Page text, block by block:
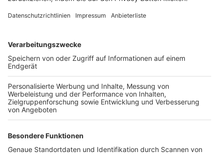
FOLGE DEM BFV
TOP-VEREINE
TOP-PARTNER